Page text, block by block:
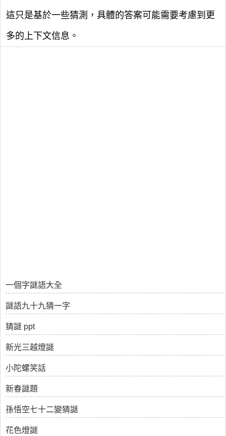
這只是基於一些猜測，具體的答案可能需要考慮到更
多的上下文信息。
一個字謎語大全
謎語九十九猜一字
猜謎 ppt
新光三越燈謎
小陀螺笑話
新春謎題
孫悟空七十二變猜謎
花色燈謎